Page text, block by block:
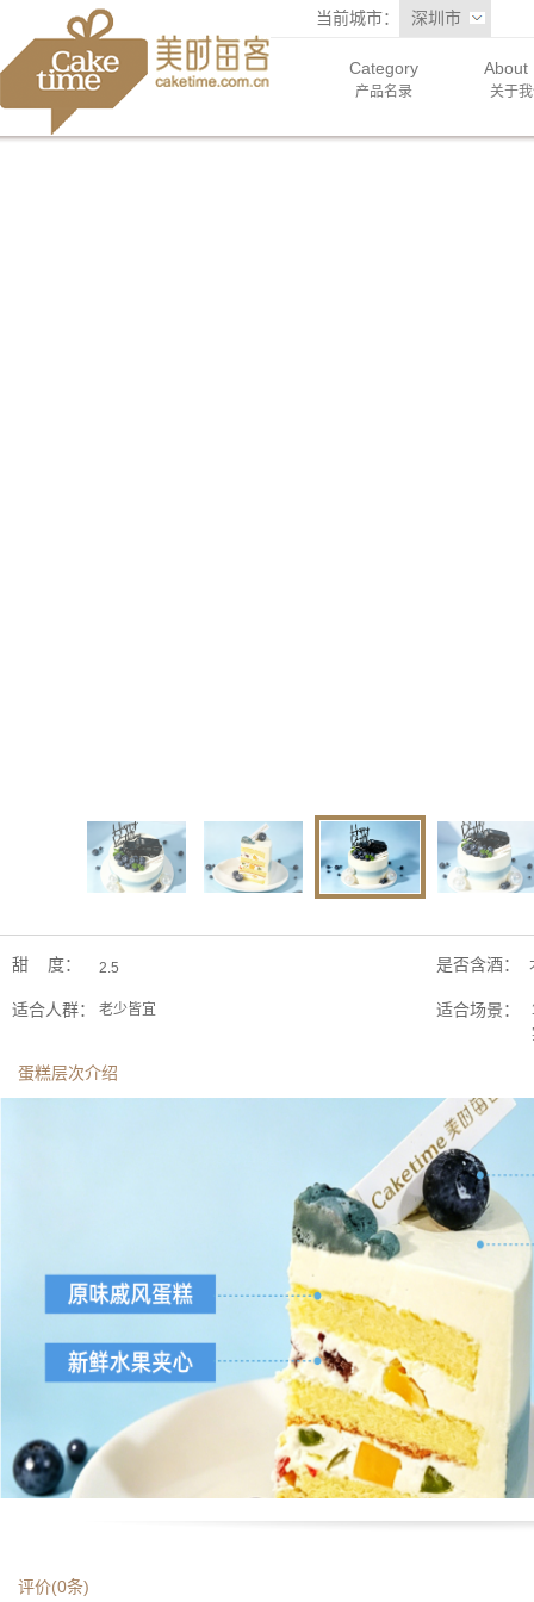
当前城市： 深圳市
Category
产品名录
About
关于
甜 度： 2.5 是否含酒：
适合人群： 老少皆宜 适合场景：
蛋糕层次介绍
评价(0条)